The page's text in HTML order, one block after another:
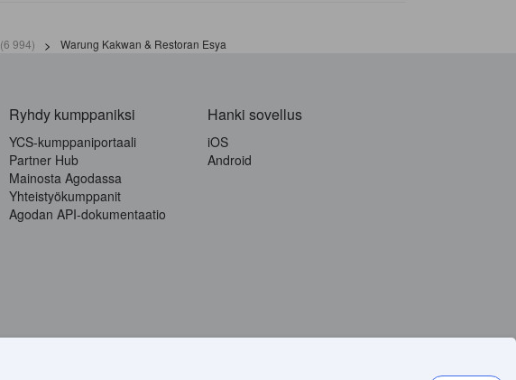
(6 994) > Warung Kakwan & Restoran Esya
Ryhdy kumppaniksi
YCS-kumppaniportaali
Partner Hub
Mainosta Agodassa
Yhteistyökumppanit
Agodan API-dokumentaatio
Hanki sovellus
iOS
Android